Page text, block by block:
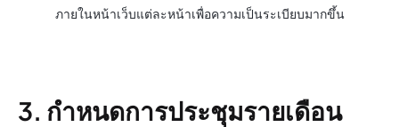
ภายในหน้าเว็บแต่ละหน้าเพื่อความเป็นระเบียบมากขึ้น
3. กำหนดการประชุมรายเดือน